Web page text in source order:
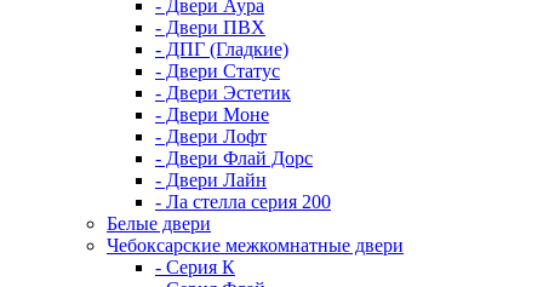
- Двери Аура
- Двери ПВХ
- ДПГ (Гладкие)
- Двери Статус
- Двери Эстетик
- Двери Моне
- Двери Лофт
- Двери Флай Дорс
- Двери Лайн
- Ла стелла серия 200
Белые двери
Чебоксарские межкомнатные двери
- Серия К